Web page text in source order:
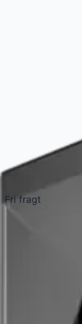
Fri fragt